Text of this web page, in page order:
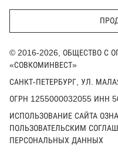
© 2016-2026, ОБЩЕСТВО С
«СОВКОМИНВЕСТ»
САНКТ-ПЕТЕРБУРГ, УЛ.
ОГРН 1255000032055 ИНН
ИСПОЛЬЗОВАНИЕ САЙТА
ПОЛЬЗОВАТЕЛЬСКИМ
ПЕРСОНАЛЬНЫХ ДАННЫХ